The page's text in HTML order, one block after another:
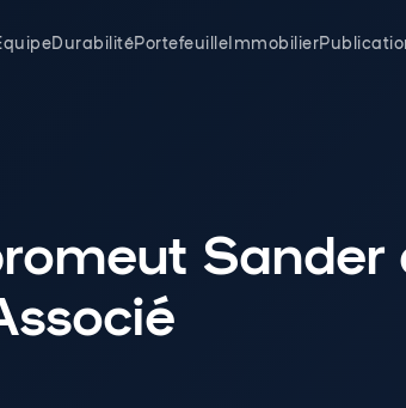
DurabilitéPortefeuilleImmobilier
Sander